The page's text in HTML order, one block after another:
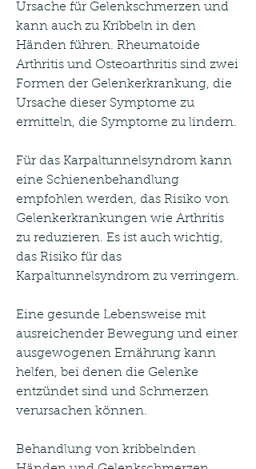
Ursache für Gelenkschmerzen und
kann auch zu Kribbeln in den
Händen führen. Rheumatoide
Arthritis und Osteoarthritis sind zwei
Formen der Gelenkerkrankung, die
Ursache dieser Symptome zu
ermitteln, die Symptome zu lindern.
Für das Karpaltunnelsyndrom kann
eine Schienenbehandlung
empfohlen werden, das Risiko von
Gelenkerkrankungen wie Arthritis
zu reduzieren. Es ist auch wichtig,
das Risiko für das
Karpaltunnelsyndrom zu verringern.
Eine gesunde Lebensweise mit
ausreichender Bewegung und einer
ausgewogenen Ernährung kann
helfen, bei denen die Gelenke
entzündet sind und Schmerzen
verursachen können.
Behandlung von kribbelnden